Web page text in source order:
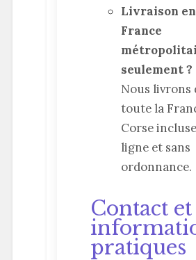
Livraison en
France
seulement ?
Nous livrons
toute la
Corse
ligne et sans
ordonnance.
Contact et
pratiques